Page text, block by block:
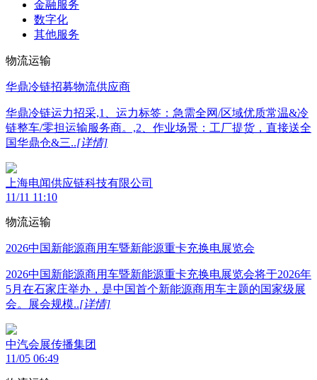
金融服务
数字化
其他服务
物流运输
华鼎冷链招募物流供应商
华鼎冷链运力招采,1、运力标签：急需全网/区域优质常温&冷
链整车/零担运输服务商。,2、作业场景：工厂提货，直接送全
国华鼎仓&三..[详情]
上海电闻供应链科技有限公司
11/11 11:10
物流运输
2026中国新能源商用车暨新能源重卡充换电展览会
2026中国新能源商用车暨新能源重卡充换电展览会将于2026年
5月在石家庄举办，是中国首个新能源商用车主题的国家级展
会。展会规模..[详情]
中汽会展传播集团
11/05 06:49